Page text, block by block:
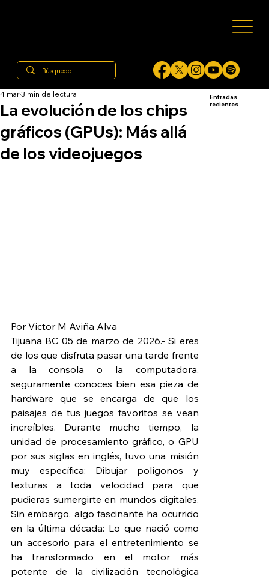
La evolución de los chips
gráficos (GPUs): Más allá
de los videojuegos
4 mar3 min de lectura
Por Víctor M Aviña Alva
Tijuana BC 05 de marzo de 2026.- Si eres
de los que disfruta pasar una tarde frente
a la consola o la computadora,
seguramente conoces bien esa pieza de
hardware que se encarga de que los
paisajes de tus juegos favoritos se vean
increíbles. Durante mucho tiempo, la
unidad de procesamiento gráfico, o GPU
por sus siglas en inglés, tuvo una misión
muy específica: Dibujar polígonos y
texturas a toda velocidad para que
pudieras sumergirte en mundos digitales.
Sin embargo, algo fascinante ha ocurrido
en la última década: Lo que nació como
un accesorio para el entretenimiento se
ha transformado en el motor más
potente de la civilización tecnológica
Entradas
recientes